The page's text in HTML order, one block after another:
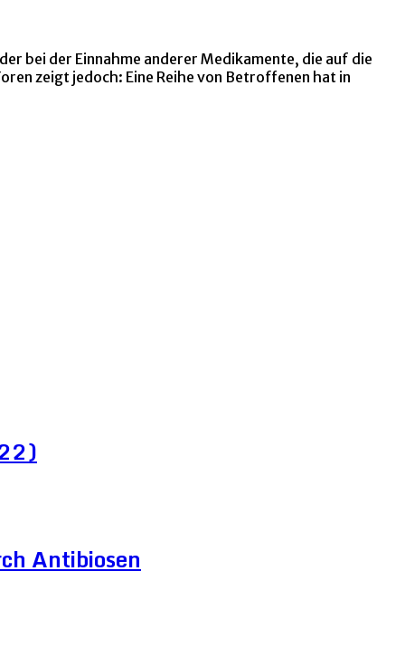
bei der Einnahme anderer Medikamente, die auf die
zeigt jedoch: Eine Reihe von Betroffenen hat in
Antibiosen